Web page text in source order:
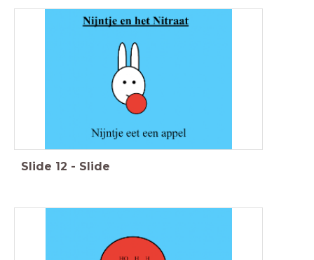
Slide 12 - Slide